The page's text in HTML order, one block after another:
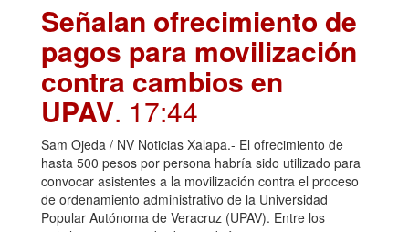
Señalan ofrecimiento de
pagos para movilización
contra cambios en
UPAV. 17:44
Sam Ojeda / NV Noticias Xalapa.- El ofrecimiento de
hasta 500 pesos por persona habría sido utilizado para
convocar asistentes a la movilización contra el proceso
de ordenamiento administrativo de la Universidad
Popular Autónoma de Veracruz (UPAV). Entre los